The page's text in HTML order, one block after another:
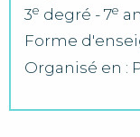
3e degré - 7e
Forme
Organisé en :